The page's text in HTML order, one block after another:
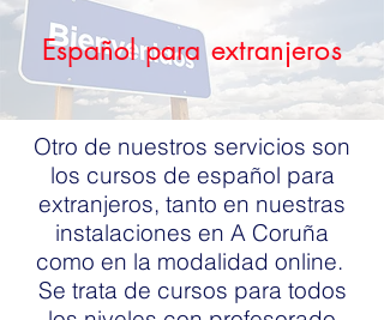
Español para extranjeros
Otro de nuestros servicios son
los cursos de español para
extranjeros, tanto en nuestras
instalaciones en A Coruña
como en la modalidad online.
Se trata de cursos para todos